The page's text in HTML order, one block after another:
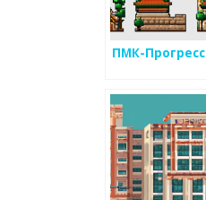
ПМК-Прогресс